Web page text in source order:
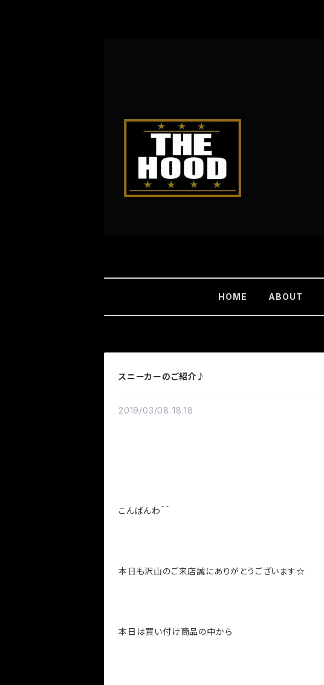
HOME ABOUT
スニーカーのご紹介♪
2019/03/08 18:18
こんばんわ＾＾
本日も沢山のご来店誠にありがとうございます☆
本日は買い付け商品の中から